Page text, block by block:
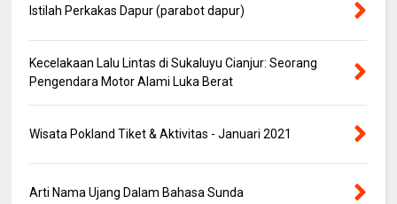
Istilah Perkakas Dapur (parabot dapur)
Kecelakaan Lalu Lintas di Sukaluyu Cianjur: Seorang
Pengendara Motor Alami Luka Berat
Wisata Pokland Tiket & Aktivitas - Januari 2021
Arti Nama Ujang Dalam Bahasa Sunda